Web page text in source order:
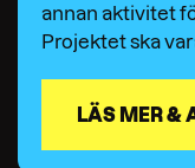
annan aktivitet
Projektet ska
LÄS MER &